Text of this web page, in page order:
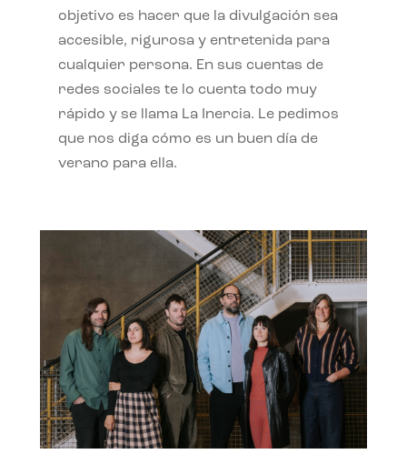
objetivo es hacer que la divulgación sea
accesible, rigurosa y entretenida para
cualquier persona. En sus cuentas de
redes sociales te lo cuenta todo muy
rápido y se llama La Inercia. Le pedimos
que nos diga cómo es un buen día de
verano para ella.